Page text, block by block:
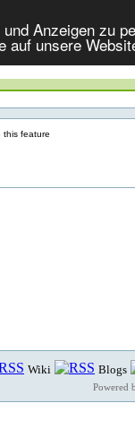
Anzeigen zu
auf unsere
this feature
Wiki Blogs
Powered